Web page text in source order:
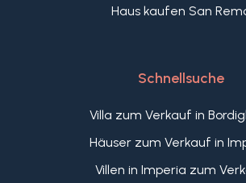
Haus kaufen San
Schnellsuche
Villa zum Verkauf in
Häuser zum Verkauf in
Villen in Imperia zum